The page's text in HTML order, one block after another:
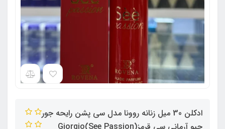
ادکلن 30 میل زنانه روونا مدل سی پشن رایحه جور